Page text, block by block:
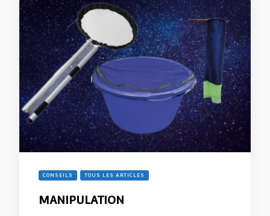
CONSEILS TOUS LES ARTICLES
MANIPULATION